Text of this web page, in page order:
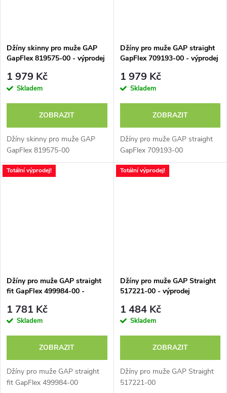
Džíny skinny pro muže GAP
GapFlex 819575-00 - výprodej
1 979 Kč
Skladem
ZOBRAZIT
Džíny skinny pro muže GAP
GapFlex 819575-00
Džíny pro muže GAP straight
GapFlex 709193-00 - výprodej
1 979 Kč
Skladem
ZOBRAZIT
Džíny pro muže GAP straight
GapFlex 709193-00
Totální výprodej!
Džíny pro muže GAP straight
fit GapFlex 499984-00 -
1 781 Kč
Skladem
ZOBRAZIT
Džíny pro muže GAP straight
fit GapFlex 499984-00
Totální výprodej!
Džíny pro muže GAP Straight
517221-00 - výprodej
1 484 Kč
Skladem
ZOBRAZIT
Džíny pro muže GAP Straight
517221-00